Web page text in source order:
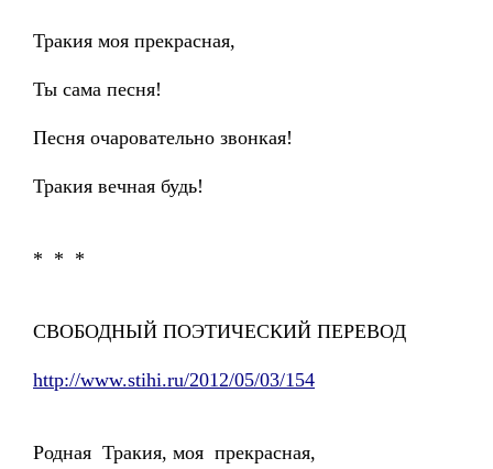
Тракия моя прекрасная,
Ты сама песня!
Песня очаровательно звонкая!
Тракия вечная будь!
* * *
СВОБОДНЫЙ ПОЭТИЧЕСКИЙ ПЕРЕВОД
http://www.stihi.ru/2012/05/03/154
Родная Тракия, моя прекрасная,